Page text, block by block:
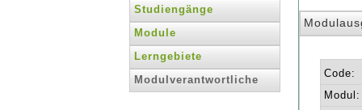
Studiengänge
Module
Lerngebiete
Modulverantwortliche
Code:
Modul: